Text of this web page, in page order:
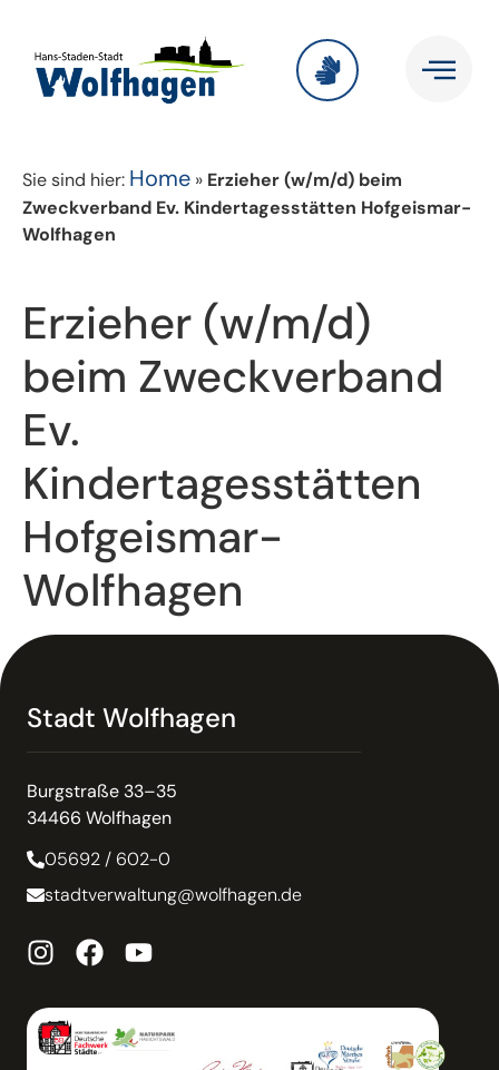
Sie sind hier: Home » Erzieher (w/m/d) beim
Zweckverband Ev. Kindertagesstätten Hofgeismar-
Wolfhagen
Erzieher (w/m/d)
beim Zweckverband
Ev.
Kindertagesstätten
Hofgeismar-
Wolfhagen
Stadt Wolfhagen
Burgstraße 33–35
34466 Wolfhagen
05692 / 602-0
stadtverwaltung@wolfhagen.de